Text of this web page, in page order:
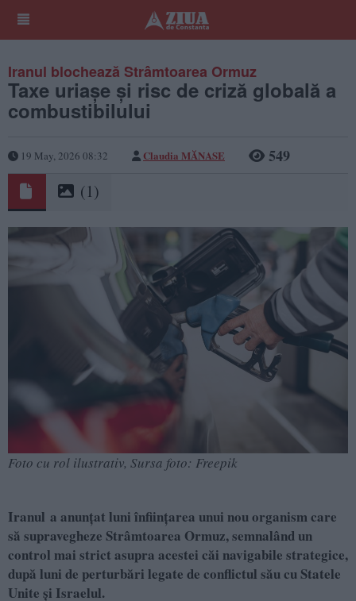
Iranul blochează Strâmtoarea Ormuz
Taxe uriașe și risc de criză globală a
combustibilului
19 May, 2026 08:32 Claudia MĂNASE 549
(1)
Foto cu rol ilustrativ, Sursa foto: Freepik
Iranul a anunţat luni înfiinţarea unui nou organism care
să supravegheze Strâmtoarea Ormuz, semnalând un
control mai strict asupra acestei căi navigabile strategice,
după luni de perturbări legate de conflictul său cu Statele
Unite şi Israelul.